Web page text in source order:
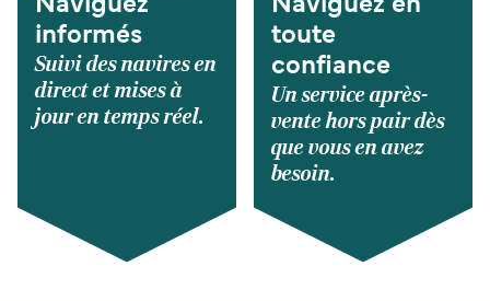
Naviguez
informés
Suivi des navires en
direct et mises à
jour en temps réel.
Naviguez en
toute
confiance
Un service après-
vente hors pair dès
que vous en avez
besoin.